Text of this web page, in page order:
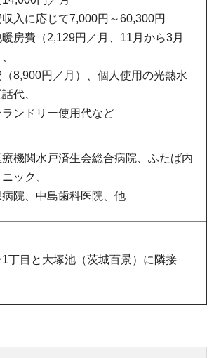
入に応じて7,000円～60,300円
房費（2,129円／月、11月から3月
8,900円／月）、個人使用の光熱水
代、
ランドリー使用代など
機関水戸済生会総合病院、ふたば内
ック、
病院、中島歯科医院、他
丁目と大塚池（茨城百景）に隣接